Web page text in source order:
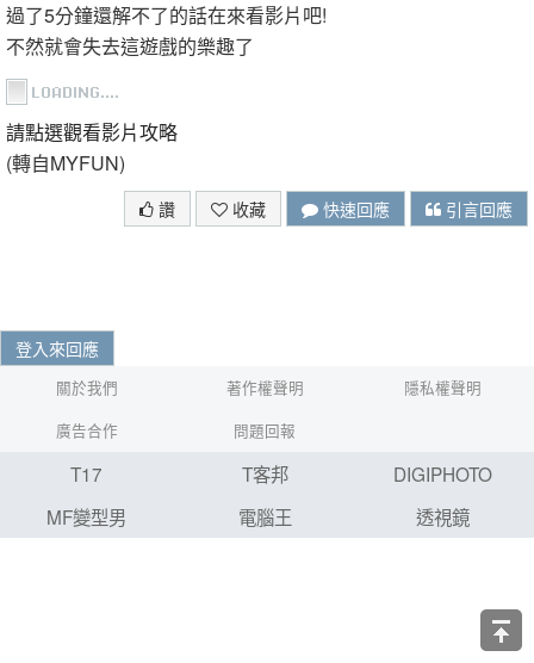
過了5分鐘還解不了的話在來看影片吧!
不然就會失去這遊戲的樂趣了
請點選觀看影片攻略
(轉自MYFUN)
讚 收藏 快速回應 引言回應
登入來回應
關於我們 著作權聲明
隱私權聲明
廣告合作
問題回報
T17 T客邦
DIGIPHOTO
MF變型男
電腦王 透視鏡